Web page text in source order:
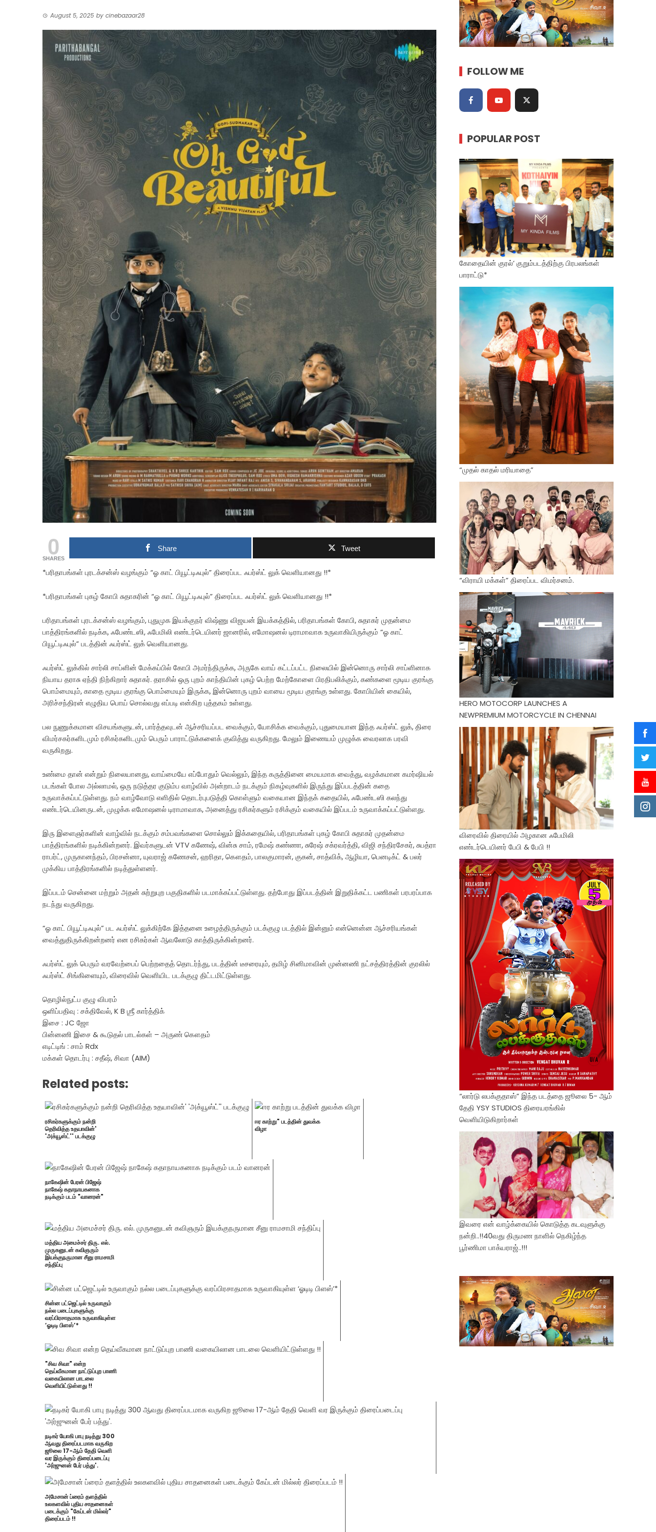
August 5, 2025 by cinebazaar28
0
SHARES
Share Tweet
*பரிதாபங்கள் புரடக்சன்ஸ் வழங்கும் “ஓ காட் பியூட்டிஃபுல்” திரைப்பட ஃபர்ஸ்ட் லுக் வெளியானது !!*
*பரிதாபங்கள் புகழ் கோபி சுதாகரின் “ஓ காட் பியூட்டிஃபுல்” திரைப்பட ஃபர்ஸ்ட் லுக் வெளியானது !!*
பரிதாபங்கள் புரடக்சன்ஸ் வழங்கும், புதுமுக இயக்குநர் விஷ்ணு விஜயன் இயக்கத்தில், பரிதாபங்கள் கோபி, சுதாகர் முதன்மை
பாத்திரங்களில் நடிக்க, ஃபேண்டஸி, ஃபேமிலி எண்டர்டெயினர் ஜானரில், எமோஷனல் டிராமாவாக உருவாகியிருக்கும் “ஓ காட்
பியூட்டிஃபுல்” படத்தின் ஃபர்ஸ்ட் லுக் வெளியானது.
ஃபர்ஸ்ட் லுக்கில் சார்லி சாப்ளின் மேக்கப்பில் கோபி அமர்ந்திருக்க, அருகே வாய் கட்டப்பட்ட நிலையில் இன்னொரு சார்லி சாப்ளினாக
நியாய தராசு ஏந்தி நிற்கிறார் சுதாகர். தராசில் ஒரு புறம் காந்தியின் புகழ் பெற்ற மேற்கோளை பிரதிபலிக்கும், கண்களை மூடிய குரங்கு
பொம்மையும், காதை மூடிய குரங்கு பொம்மையும் இருக்க, இன்னொரு புறம் வாயை மூடிய குரங்கு உள்ளது. கோபியின் கையில்,
அரிச்சந்திரன் எழுதிய பொய் சொல்வது எப்படி என்கிற புத்தகம் உள்ளது.
பல நுணுக்கமான விசயங்களுடன், பார்த்தவுடன் ஆச்சரியப்பட வைக்கும், யோசிக்க வைக்கும், புதுமையான இந்த ஃபர்ஸ்ட் லுக், திரை
விமர்சகர்களிடமும் ரசிகர்களிடமும் பெரும் பாராட்டுக்களைக் குவித்து வருகிறது. மேலும் இணையம் முழுக்க வைரலாக பரவி
வருகிறது.
உண்மை தான் என்றும் நிலையானது, வாய்மையே எப்போதும் வெல்லும், இந்த கருத்தினை மையமாக வைத்து, வழக்கமான கமர்ஷியல்
படங்கள் போல அல்லாமல், ஒரு நடுத்தர குடும்ப வாழ்வில் அன்றாடம் நடக்கும் நிகழ்வுகளில் இருந்து இப்படத்தின் கதை
உருவாக்கப்பட்டுள்ளது. நம் வாழ்வோடு எளிதில் தொடர்புபடுத்தி கொள்ளும் வகையான இந்தக் கதையில், ஃபேண்டஸி கலந்து
எண்டர்டெயினருடன், முழுக்க எமோஷனல் டிராமாவாக, அனைத்து ரசிகர்களும் ரசிக்கும் வகையில் இப்படம் உருவாக்கப்பட்டுள்ளது.
இரு இளைஞர்களின் வாழ்வில் நடக்கும் சம்பவங்களை சொல்லும் இக்கதையில், பரிதாபங்கள் புகழ் கோபி சுதாகர் முதன்மை
பாத்திரங்களில் நடிக்கின்றனர். இவர்களுடன் VTV கணேஷ், வின்சு சாம், ரமேஷ் கண்ணா, சுரேஷ் சக்ரவர்த்தி, விஜி சந்திரசேகர், சுபத்ரா
ராபர்ட், முருகானந்தம், பிரசன்னா, யுவராஜ் கணேசன், ஹரிதா, கௌதம், பாலகுமாரன், குகன், சாத்விக், ஆழியா, பெனடிக்ட் & பலர்
முக்கிய பாத்திரங்களில் நடித்துள்ளனர்.
இப்படம் சென்னை மற்றும் அதன் சுற்றுபுற பகுதிகளில் படமாக்கப்பட்டுள்ளது. தற்போது இப்படத்தின் இறுதிக்கட்ட பணிகள் பரபரப்பாக
நடந்து வருகிறது.
“ஓ காட் பியூட்டிஃபுல்” பட ஃபர்ஸ்ட் லுக்கிற்கே இத்தனை உழைத்திருக்கும் படக்குழு படத்தில் இன்னும் என்னென்ன ஆச்சரியங்கள்
வைத்துதிருக்கிறன்றனர் என ரசிகர்கள் ஆவலோடு காத்திருக்கின்றனர்.
ஃபர்ஸ்ட் லுக் பெரும் வரவேற்பைப் பெற்றதைத் தொடர்ந்து, படத்தின் டீசரையும், தமிழ் சினிமாவின் முன்னணி நட்சத்திரத்தின் குரலில்
ஃபர்ஸ்ட் சிங்கிளையும், விரைவில் வெளியிட படக்குழு திட்டமிட்டுள்ளது.
தொழில்நுட்ப குழு விபரம்
ஒளிப்பதிவு : சக்திவேல், K B ஶ்ரீ கார்த்திக்
இசை : JC ஜோ
பின்னணி இசை & கூடுதல் பாடல்கள் – அருண் கௌதம்
எடிட்டிங் : சாம் Rdx
மக்கள் தொடர்பு : சதீஷ், சிவா (AIM)
Related posts:
ரசிகர்களுக்கும் நன்றி
தெரிவித்த உதயாவின்'
'அக்யூஸ்ட்'' படக்குழு
ஈர காற்று" படத்தின் துவக்க
விழா
நாகேஷின் பேரன் பிஜேஷ்
நாகேஷ் கதாநாயகனாக
நடிக்கும் படம் "வானரன்"
மத்திய அமைச்சர் திரு. எல்.
முருகனுடன் கவிஞரும்
இயக்குநருமான சீனு ராமசாமி
சந்திப்பு
சின்ன பட்ஜெட்டில் உருவாகும்
நல்ல படைப்புகளுக்கு
வரப்பிரசாதமாக உருவாகியுள்ள
‘ஓடிடி பிளஸ்’*
"சிவ சிவா" என்ற
தெய்வீகமான நாட்டுப்புற பாணி
வகையிலான பாடலை
வெளியிட்டுள்ளது !!
நடிகர் யோகி பாபு நடித்து 300
ஆவது திரைப்படமாக வருகிற
ஜூலை 17-ஆம் தேதி வெளி
வர இருக்கும் திரைப்படைப்பு
'அர்ஜுனன் பேர் பத்து'.
அமேசான் ப்ரைம் தளத்தில்
உலகளவில் புதிய சாதனைகள்
படைக்கும் "கேப்டன் மில்லர்"
திரைப்படம் !!
FOLLOW ME
POPULAR POST
கோதையின் குரல்’ குறும்படத்திற்கு பிரபலங்கள்
பாராட்டு*
“முதல் காதல் மரியாதை”
“விராயி மக்கள்” திரைப்பட விமர்சனம்.
HERO MOTOCORP LAUNCHES A
NEWPREMIUM MOTORCYCLE IN CHENNAI
விரைவில் திரையில் அழகான ஃபேமிலி
எண்டர்டெயினர் பேபி & பேபி !!
“லார்டு லபக்குதாஸ்” இந்த படத்தை ஜூலை 5- ஆம்
தேதி YSY STUDIOS திரையரங்கில்
வெளியிடுகிறார்கள்
இவரை என் வாழ்க்கையில் கொடுத்த கடவுளுக்கு
நன்றி..!!40வது திருமண நாளில் நெகிழ்ந்த
பூர்ணிமா பாக்யராஜ்..!!!